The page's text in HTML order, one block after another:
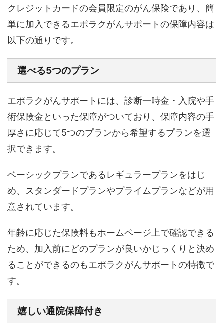
クレジットカードの会員限定のがん保険であり、簡
単に加入できるエポラクがんサポートの保障内容は
以下の通りです。
選べる5つのプラン
エポラクがんサポートには、診断一時金・入院や手
術保険金といった保障がついており、保障内容の手
厚さに応じて5つのプランから希望するプランを選
択できます。
ベーシックプランであるレギュラープランをはじ
め、スタンダードプランやプライムプランなどが用
意されています。
年齢に応じた保険料もホームページ上で確認できる
ため、加入前にどのプランが良いかじっくりと決め
ることができるのもエポラクがんサポートの特徴で
す。
嬉しい通院保障付き